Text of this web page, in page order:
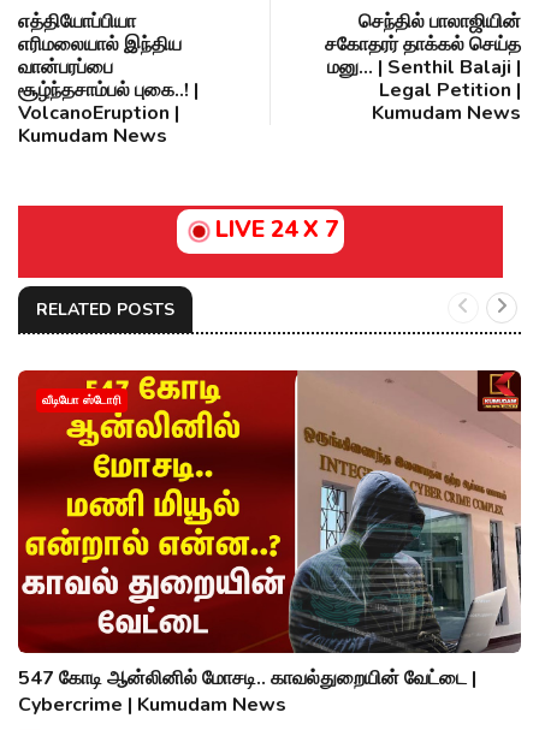
எத்தியோப்பியா
எரிமலையால் இந்திய
வான்பரப்பை
சூழ்ந்தசாம்பல் புகை..! |
VolcanoEruption |
Kumudam News
செந்தில் பாலாஜியின்
சகோதரர் தாக்கல் செய்த
மனு... | Senthil Balaji |
Legal Petition |
Kumudam News
LIVE 24 X 7
RELATED POSTS
வீடியோ ஸ்டோரி
547 கோடி ஆன்லினில் மோசடி.. காவல்துறையின் வேட்டை |
Cybercrime | Kumudam News